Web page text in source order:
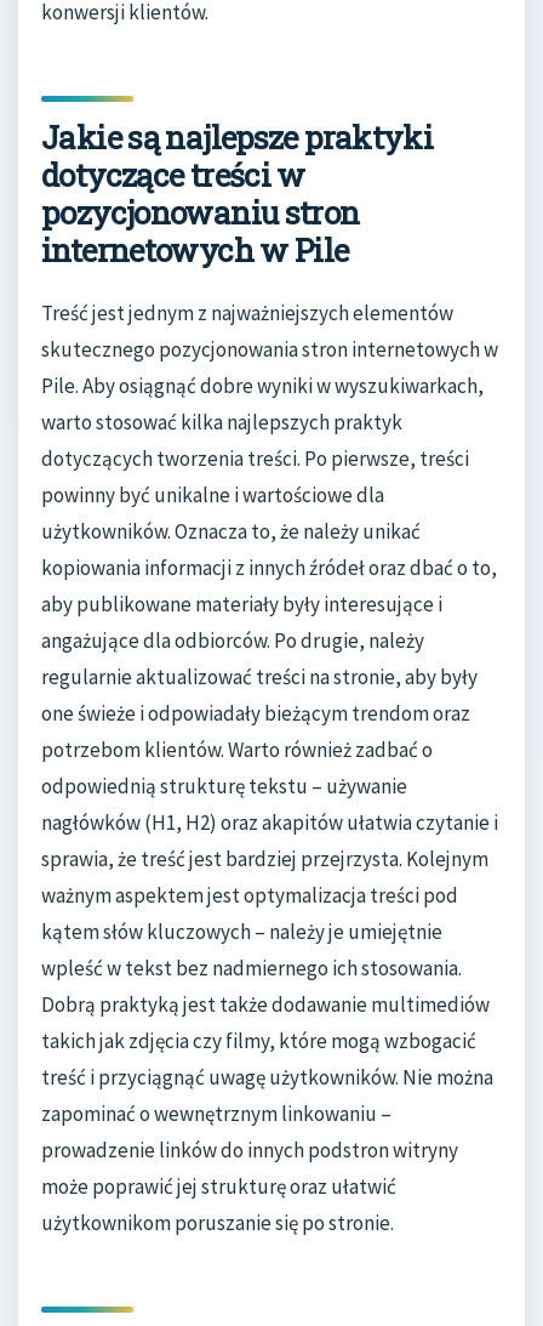
konwersji klientów.
Jakie są najlepsze praktyki
dotyczące treści w
pozycjonowaniu stron
internetowych w Pile
Treść jest jednym z najważniejszych elementów
skutecznego pozycjonowania stron internetowych w
Pile. Aby osiągnąć dobre wyniki w wyszukiwarkach,
warto stosować kilka najlepszych praktyk
dotyczących tworzenia treści. Po pierwsze, treści
powinny być unikalne i wartościowe dla
użytkowników. Oznacza to, że należy unikać
kopiowania informacji z innych źródeł oraz dbać o to,
aby publikowane materiały były interesujące i
angażujące dla odbiorców. Po drugie, należy
regularnie aktualizować treści na stronie, aby były
one świeże i odpowiadały bieżącym trendom oraz
potrzebom klientów. Warto również zadbać o
odpowiednią strukturę tekstu – używanie
nagłówków (H1, H2) oraz akapitów ułatwia czytanie i
sprawia, że treść jest bardziej przejrzysta. Kolejnym
ważnym aspektem jest optymalizacja treści pod
kątem słów kluczowych – należy je umiejętnie
wpleść w tekst bez nadmiernego ich stosowania.
Dobrą praktyką jest także dodawanie multimediów
takich jak zdjęcia czy filmy, które mogą wzbogacić
treść i przyciągnąć uwagę użytkowników. Nie można
zapominać o wewnętrznym linkowaniu –
prowadzenie linków do innych podstron witryny
może poprawić jej strukturę oraz ułatwić
użytkownikom poruszanie się po stronie.